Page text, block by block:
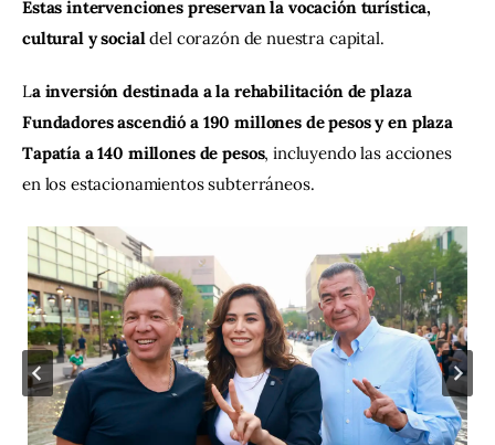
Estas intervenciones preservan la vocación turística,
cultural y social del corazón de nuestra capital.
La inversión destinada a la rehabilitación de plaza
Fundadores ascendió a 190 millones de pesos y en plaza
Tapatía a 140 millones de pesos, incluyendo las acciones
en los estacionamientos subterráneos.